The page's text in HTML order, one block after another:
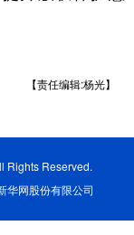
江苏
江西
【责任编辑:杨光】
Rights Reserved.
网股份有限公司